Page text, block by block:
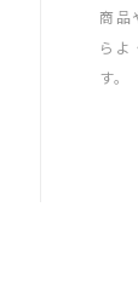
商品
ら
す。